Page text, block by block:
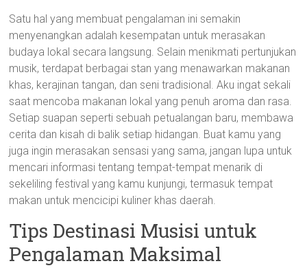
Satu hal yang membuat pengalaman ini semakin
menyenangkan adalah kesempatan untuk merasakan
budaya lokal secara langsung. Selain menikmati pertunjukan
musik, terdapat berbagai stan yang menawarkan makanan
khas, kerajinan tangan, dan seni tradisional. Aku ingat sekali
saat mencoba makanan lokal yang penuh aroma dan rasa.
Setiap suapan seperti sebuah petualangan baru, membawa
cerita dan kisah di balik setiap hidangan. Buat kamu yang
juga ingin merasakan sensasi yang sama, jangan lupa untuk
mencari informasi tentang tempat-tempat menarik di
sekeliling festival yang kamu kunjungi, termasuk tempat
makan untuk mencicipi kuliner khas daerah.
Tips Destinasi Musisi untuk
Pengalaman Maksimal